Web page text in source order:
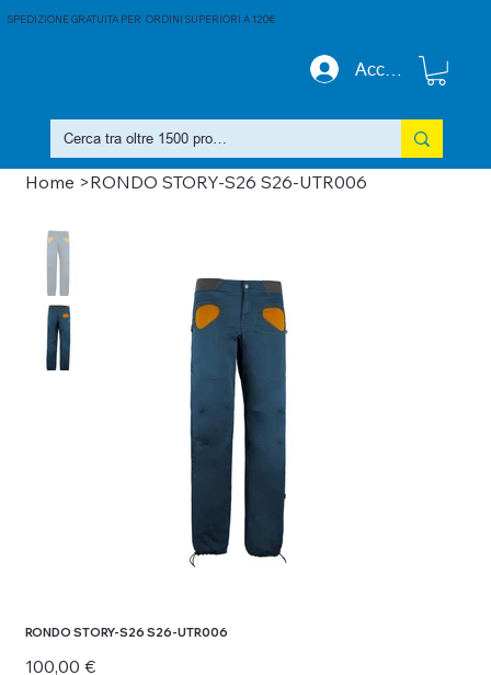
Accedi
SPEDIZIONE GRATUITA PER ORDINI SUPERIORI A 120€
Home >RONDO STORY-S26 S26-UTR006
RONDO STORY-S26 S26-UTR006
Prezzo
100,00 €